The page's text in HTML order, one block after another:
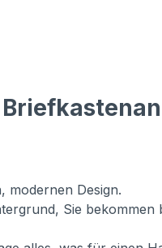
modernen Design.
Sie bekommen